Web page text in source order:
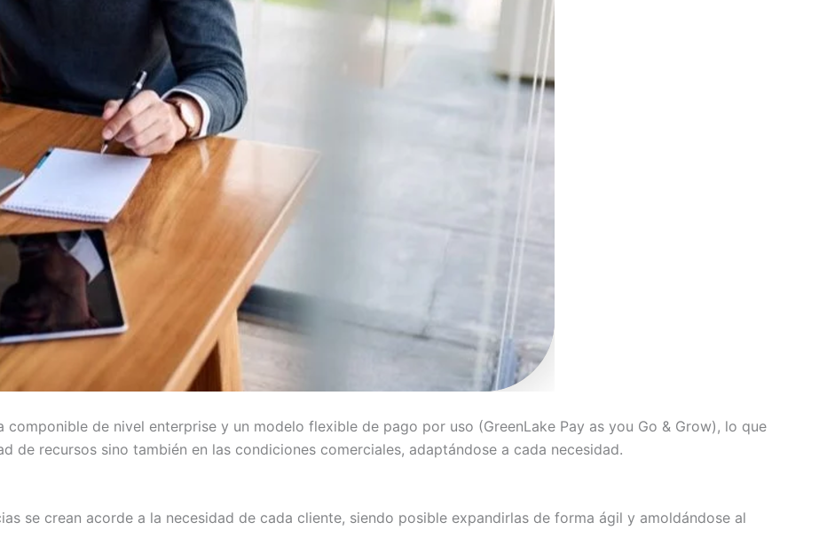
de nivel enterprise y un modelo flexible de pago por uso (GreenLake Pay as you Go & Grow), lo que
de recursos sino también en las condiciones comerciales, adaptándose a cada necesidad.
se crean acorde a la necesidad de cada cliente, siendo posible expandirlas de forma ágil y amoldándose al